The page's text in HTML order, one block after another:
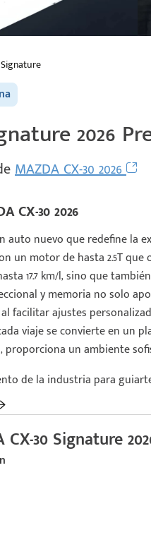
Signature
2026
MAZDA CX-30 2026
CX-30 2026
auto nuevo que redefine
un motor de hasta 2.5T
17.7 km/l, sino que
y memoria no solo
facilitar ajustes
viaje se convierte en un
proporciona un ambiente
de la industria para
30 Signature